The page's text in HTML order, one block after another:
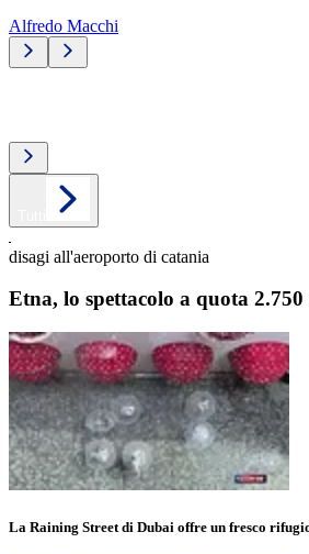
Alfredo Macchi
disagi all'aeroporto di catania
Etna, lo spettacolo a quota
La Raining Street di Dubai offre un fresco